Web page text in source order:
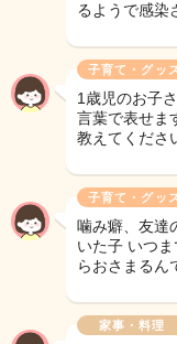
るようで感染
子育て・グッ
1歳児のお子
言葉で表せま
教えてくださ
子育て・グッ
噛み癖、友達
いた子 いつ
らおさまる
家事・料理